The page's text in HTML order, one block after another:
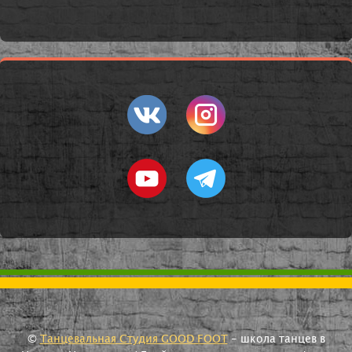
©Танцевальная Студия GOOD FOOT - школа танцев в